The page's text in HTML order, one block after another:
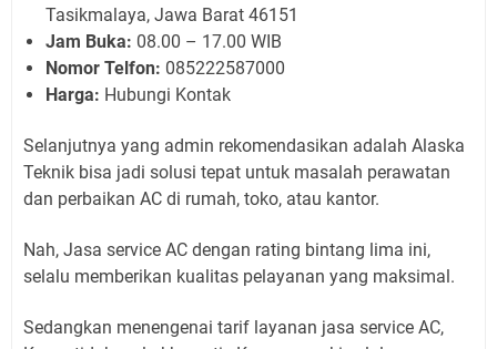
Tasikmalaya, Jawa Barat 46151
Jam Buka: 08.00 – 17.00 WIB
Nomor Telfon: 085222587000
Harga: Hubungi Kontak
Selanjutnya yang admin rekomendasikan adalah Alaska
Teknik bisa jadi solusi tepat untuk masalah perawatan
dan perbaikan AC di rumah, toko, atau kantor.
Nah, Jasa service AC dengan rating bintang lima ini,
selalu memberikan kualitas pelayanan yang maksimal.
Sedangkan menengenai tarif layanan jasa service AC,